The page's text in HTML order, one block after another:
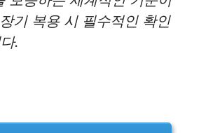
기 복용 시 필수적인 확인
.